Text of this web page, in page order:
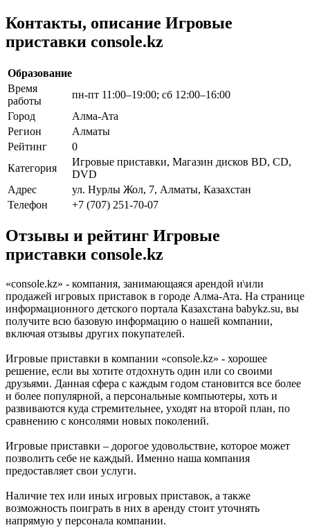
Контакты, описание Игровые
приставки console.kz
Образование
Время
работы
пн-пт 11:00–19:00; сб 12:00–16:00
Город
Алма-Ата
Регион
Алматы
Рейтинг
0
Категория
Игровые приставки, Магазин дисков BD, CD,
DVD
Адрес
ул. Нурлы Жол, 7, Алматы, Казахстан
Телефон
+7 (707) 251-70-07
Отзывы и рейтинг Игровые
приставки console.kz
«console.kz» - компания, занимающаяся арендой и\или
продажей игровых приставок в городе Алма-Ата. На странице
информационного детского портала Казахстана babykz.su, вы
получите всю базовую информацию о нашей компании,
включая отзывы других покупателей.
Игровые приставки в компании «console.kz» - хорошее
решение, если вы хотите отдохнуть один или со своими
друзьями. Данная сфера с каждым годом становится все более
и более популярной, а персональные компьютеры, хоть и
развиваются куда стремительнее, уходят на второй план, по
сравнению с консолями новых поколений.
Игровые приставки – дорогое удовольствие, которое может
позволить себе не каждый. Именно наша компания
предоставляет свои услуги.
Наличие тех или иных игровых приставок, а также
возможность поиграть в них в аренду стоит уточнять
напрямую у персонала компании.